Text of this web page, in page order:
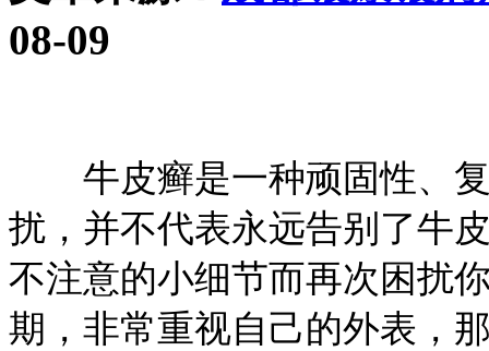
08-09
牛皮癣是一种顽固性、复
扰，并不代表永远告别了牛
不注意的小细节而再次困扰
期，非常重视自己的外表，